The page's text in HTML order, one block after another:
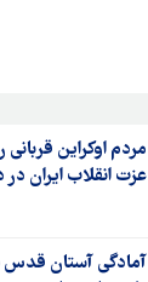
مردم اوکراین
عزت انقلاب ایران در
آمادگی آستان قدس